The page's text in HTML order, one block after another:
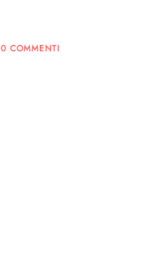
0 COMMENTI